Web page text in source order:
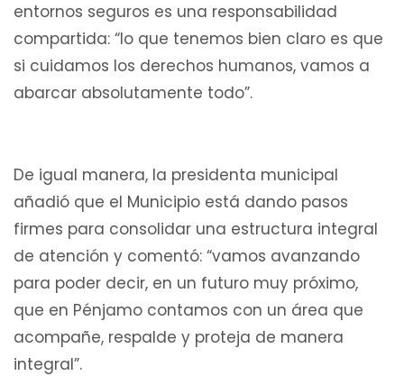
entornos seguros es una responsabilidad
compartida: “lo que tenemos bien claro es que
si cuidamos los derechos humanos, vamos a
abarcar absolutamente todo”.
De igual manera, la presidenta municipal
añadió que el Municipio está dando pasos
firmes para consolidar una estructura integral
de atención y comentó: “vamos avanzando
para poder decir, en un futuro muy próximo,
que en Pénjamo contamos con un área que
acompañe, respalde y proteja de manera
integral”.